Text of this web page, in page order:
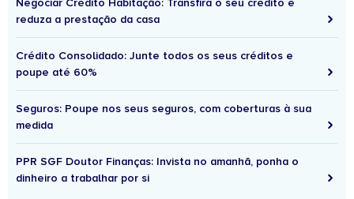
Negociar Crédito Habitação: Transfira o seu crédito e
reduza a prestação da casa
Crédito Consolidado: Junte todos os seus créditos e
poupe até 60%
Seguros: Poupe nos seus seguros, com coberturas à sua
medida
PPR SGF Doutor Finanças: Invista no amanhã, ponha o
dinheiro a trabalhar por si